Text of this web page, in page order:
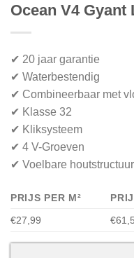
Ocean V4 Gyant
✔ 20 jaar garantie
✔ Waterbestendig
✔ Combineerbaar met
✔ Klasse 32
✔ Kliksysteem
✔ 4 V-Groeven
✔ Voelbare houtstructuur
PRIJS PER M²
€27,99